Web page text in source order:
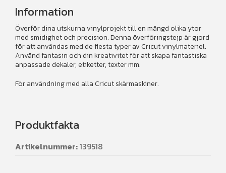
Information
Överför dina utskurna vinylprojekt till en mängd olika ytor
med smidighet och precision. Denna överföringstejp är gjord
för att användas med de flesta typer av Cricut vinylmateriel.
Använd fantasin och din kreativitet för att skapa fantastiska
anpassade dekaler, etiketter, texter mm.
För användning med alla Cricut skärmaskiner.
Produktfakta
Artikelnummer:139518